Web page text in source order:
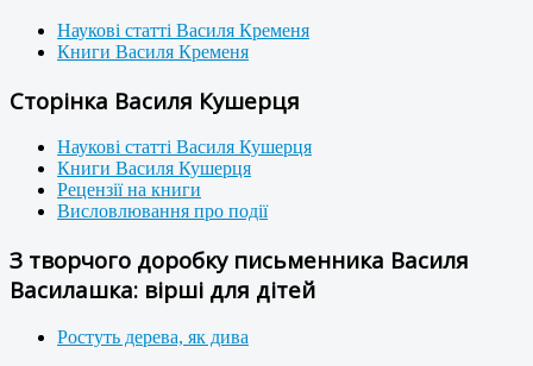
Наукові статті Василя Кременя
Книги Василя Кременя
Сторінка Василя Кушерця
Наукові статті Василя Кушерця
Книги Василя Кушерця
Рецензії на книги
Висловлювання про події
З творчого доробку письменника Василя
Василашка: вірші для дітей
Ростуть дерева, як дива